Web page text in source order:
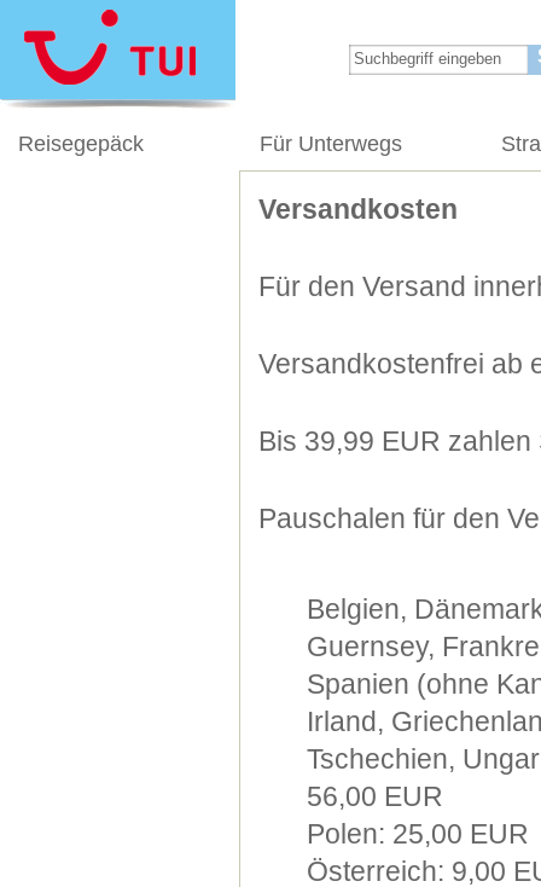
Reisegepäck Für Unterwegs
Versandkosten
Für den Versand
Versandkostenfrei ab
Bis 39,99 EUR
Pauschalen für den
Belgien,
Guernsey,
Spanien (ohne
Irland,
Tschechien,
56,00 EUR
Polen: 25,00 EUR
Österreich: 9,00